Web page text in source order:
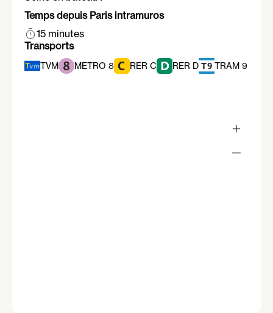
Temps depuis Paris intramuros
15 minutes
Transports
TVM METRO 8 RER C RER D TRAM 9